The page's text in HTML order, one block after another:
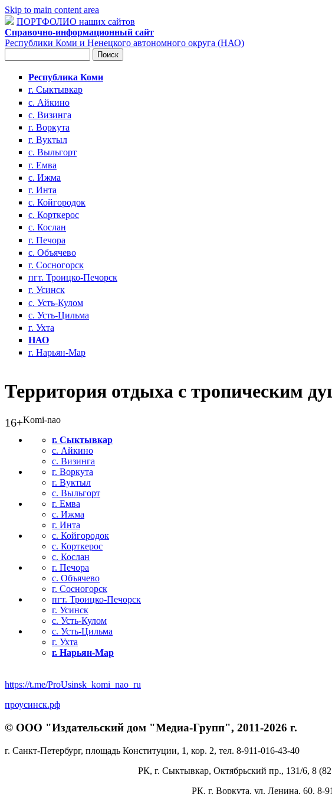
Skip to main content area
ПОРТФОЛИО наших сайтов
Справочно-информационный сайт
Республики Коми и Ненецкого автономного округа (НАО)
Республика Коми
г. Сыктывкар
с. Айкино
с. Визинга
г. Воркута
г. Вуктыл
с. Выльгорт
г. Емва
с. Ижма
г. Инта
с. Койгородок
с. Корткерос
с. Кослан
г. Печора
с. Объячево
г. Сосногорск
пгт. Троицко-Печорск
г. Усинск
с. Усть-Кулом
с. Усть-Цильма
г. Ухта
НАО
г. Нарьян-Мар
Территория отдыха с тропическим
16+Komi-nao
г. Сыктывкар
с. Айкино
с. Визинга
г. Воркута
г. Вуктыл
с. Выльгорт
г. Емва
с. Ижма
г. Инта
с. Койгородок
с. Корткерос
с. Кослан
г. Печора
с. Объячево
г. Сосногорск
пгт. Троицко-Печорск
г. Усинск
с. Усть-Кулом
с. Усть-Цильма
г. Ухта
г. Нарьян-Мар
https://t.me/ProUsinsk_komi_nao_ru
проусинск.рф
© ООО "Издательский дом "Медиа-Групп", 2011-2026 г.
г. Санкт-Петербург, площадь Конституции, 1, кор. 2, тел. 8-911-016-43-40
РК, г. Сыктывкар, Октябрьский пр., 131/6, 8
РК, г. Воркута, ул. Ленина, 60, 8-